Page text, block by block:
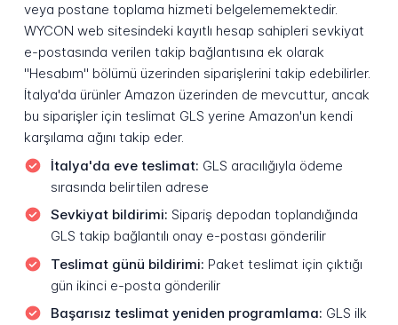
veya postane toplama hizmeti belgelememektedir.
WYCON web sitesindeki kayıtlı hesap sahipleri sevkiyat
e-postasında verilen takip bağlantısına ek olarak
"Hesabım" bölümü üzerinden siparişlerini takip edebilirler.
İtalya'da ürünler Amazon üzerinden de mevcuttur, ancak
bu siparişler için teslimat GLS yerine Amazon'un kendi
karşılama ağını takip eder.
İtalya'da eve teslimat: GLS aracılığıyla ödeme
sırasında belirtilen adrese
Sevkiyat bildirimi: Sipariş depodan toplandığında
GLS takip bağlantılı onay e-postası gönderilir
Teslimat günü bildirimi: Paket teslimat için çıktığı
gün ikinci e-posta gönderilir
Başarısız teslimat yeniden programlama: GLS ilk